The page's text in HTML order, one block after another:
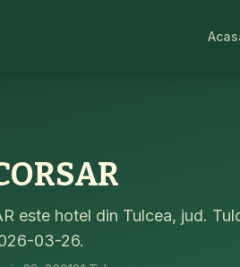
Delta Dunarii
este hotel din Tulcea, jud.
03-26.